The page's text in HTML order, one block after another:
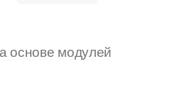
основе модулей